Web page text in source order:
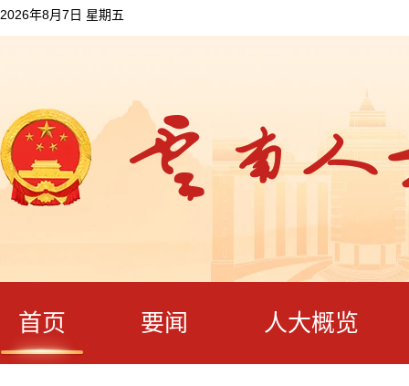
2026年8月7日 星期五
首页 要闻 人大概览